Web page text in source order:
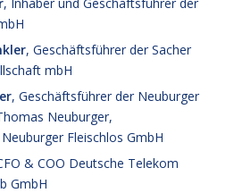
, Geschäftsführer der Sacher
mbH
, Geschäftsführer der Neuburger
Neuburger,
Fleischlos GmbH
& COO Deutsche Telekom
GmbH